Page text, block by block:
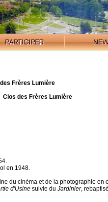
Frères Lumière
Clos des Frères Lumière
en 1948.
du cinéma et de la photographie en
d'Usinesuivie du Jardinier,